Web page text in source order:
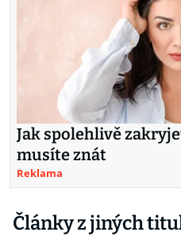
Jak spolehlivě
musíte znát
Reklama
Články z jiných